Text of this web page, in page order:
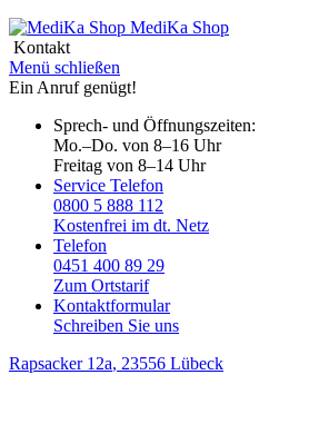
MediKa Shop
Kontakt
Menü schließen
Ein Anruf genügt!
Sprech- und Öffnungszeiten:
Mo.–Do. von 8–16 Uhr
Freitag von 8–14 Uhr
Service Telefon
0800 5 888 112
Kostenfrei im dt. Netz
Telefon
0451 400 89 29
Zum Ortstarif
Kontaktformular
Schreiben Sie uns
Rapsacker 12a, 23556 Lübeck